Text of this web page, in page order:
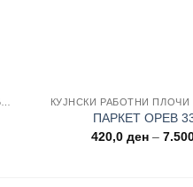
ПАРКЕТ ОРЕВ
420,0 ден –